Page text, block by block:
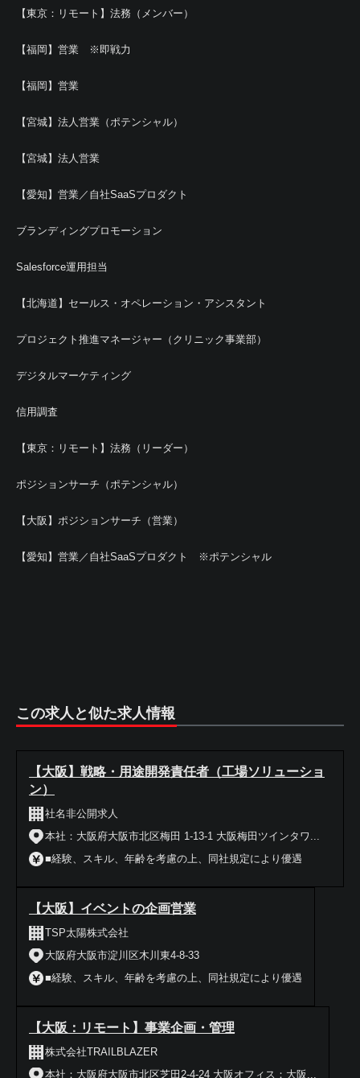
【東京：リモート】法務（メンバー）
【福岡】営業 ※即戦力
【福岡】営業
【宮城】法人営業（ポテンシャル）
【宮城】法人営業
【愛知】営業／自社SaaSプロダクト
ブランディングプロモーション
Salesforce運用担当
【北海道】セールス・オペレーション・アシスタント
プロジェクト推進マネージャー（クリニック事業部）
デジタルマーケティング
信用調査
【東京：リモート】法務（リーダー）
ポジションサーチ（ポテンシャル）
【大阪】ポジションサーチ（営業）
【愛知】営業／自社SaaSプロダクト ※ポテンシャル
この求人と似た求人情報
【大阪】戦略・用途開発責任者（工場ソリューショ
ン）
社名非公開求人
本社：大阪府大阪市北区梅田 1-13-1 大阪梅田ツインタワ...
■経験、スキル、年齢を考慮の上、同社規定により優遇
【大阪】イベントの企画営業
TSP太陽株式会社
大阪府大阪市淀川区木川東4-8-33
■経験、スキル、年齢を考慮の上、同社規定により優遇
【大阪：リモート】事業企画・管理
株式会社TRAILBLAZER
本社：大阪府大阪市北区芝田2-4-24 大阪オフィス：大阪...